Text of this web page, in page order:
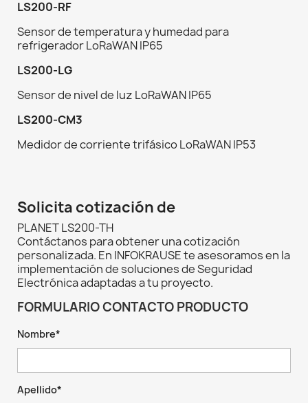
LS200-RF
Sensor de temperatura y humedad para
refrigerador LoRaWAN IP65
LS200-LG
Sensor de nivel de luz LoRaWAN IP65
LS200-CM3
Medidor de corriente trifásico LoRaWAN IP53
Solicita cotización de
PLANET LS200-TH
Contáctanos para obtener una cotización
personalizada. En INFOKRAUSE te asesoramos en la
implementación de soluciones de Seguridad
Electrónica adaptadas a tu proyecto.
FORMULARIO CONTACTO PRODUCTO
Nombre*
Apellido*